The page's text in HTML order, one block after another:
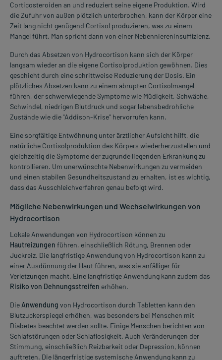
Corticosteroiden an und reduziert seine eigene Produktion. Wird
die Zufuhr von außen plötzlich unterbrochen, kann der Körper eine
Zeit lang nicht genügend Cortisol produzieren, was zu einem
Mangel führt. Man spricht dann von einer Nebenniereninsuffizienz.
Durch das Absetzen von Hydrocortison kann sich der Körper
langsam wieder an die eigene Cortisolproduktion gewöhnen. Dies
geschieht durch eine schrittweise Reduzierung der Dosis. Ein
plötzliches Absetzen kann zu einem abrupten Cortisolmangel
führen, der schwerwiegende Symptome wie Müdigkeit, Schwäche,
Schwindel, niedrigen Blutdruck und sogar lebensbedrohliche
Zustände wie die "Addison-Krise" hervorrufen kann.
Eine sorgfältige Entwöhnung unter ärztlicher Aufsicht hilft, die
natürliche Cortisolproduktion des Körpers wiederherzustellen und
gleichzeitig die Symptome der zugrunde liegenden Erkrankung zu
kontrollieren. Um unerwünschte Nebenwirkungen zu vermeiden
und einen stabilen Gesundheitszustand zu erhalten, ist es wichtig,
dass das Ausschleichverfahren genau befolgt wird.
Mögliche Nebenwirkungen und Wechselwirkungen von
Hydrocortison
Lokale Anwendungen von Hydrocortison können zu
Hautreizungen führen, einschließlich Rötung, Brennen oder
Juckreiz. Die langfristige Anwendung von Hydrocortison kann zu
einer Ausdünnung der Haut führen, was sie anfälliger für
Verletzungen macht. Eine langfristige Anwendung kann zudem das
Risiko von Dehnungsstreifen erhöhen.
Die Anwendung von Hydrocortison durch Tabletten kann den
Blutzuckerspiegel erhöhen, was besonders bei Menschen mit
Diabetes beachtet werden sollte. Einige Menschen berichten von
Schlafstörungen oder Schlaflosigkeit. Auch Veränderungen der
Stimmung, einschließlich Reizbarkeit oder Depression, können
auftreten. Die längerfristige systemische Anwendung kann zu